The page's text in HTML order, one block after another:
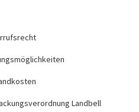
Landbell